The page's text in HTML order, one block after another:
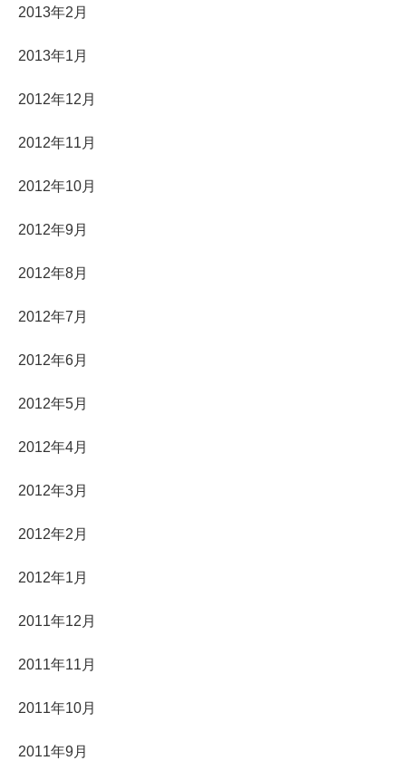
2013年2月
2013年1月
2012年12月
2012年11月
2012年10月
2012年9月
2012年8月
2012年7月
2012年6月
2012年5月
2012年4月
2012年3月
2012年2月
2012年1月
2011年12月
2011年11月
2011年10月
2011年9月